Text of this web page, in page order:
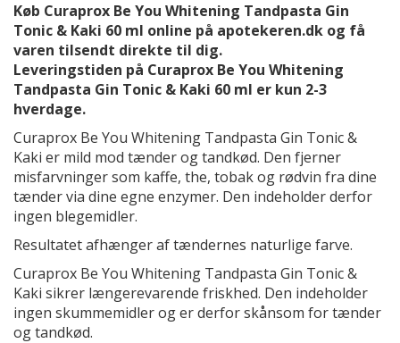
Køb Curaprox Be You Whitening Tandpasta Gin
Tonic & Kaki 60 ml online på apotekeren.dk og få
varen tilsendt direkte til dig.
Leveringstiden på Curaprox Be You Whitening
Tandpasta Gin Tonic & Kaki 60 ml er kun 2-3
hverdage.
Curaprox Be You Whitening Tandpasta Gin Tonic &
Kaki er mild mod tænder og tandkød. Den fjerner
misfarvninger som kaffe, the, tobak og rødvin fra dine
tænder via dine egne enzymer. Den indeholder derfor
ingen blegemidler.
Resultatet afhænger af tændernes naturlige farve.
Curaprox Be You Whitening Tandpasta Gin Tonic &
Kaki sikrer længerevarende friskhed. Den indeholder
ingen skummemidler og er derfor skånsom for tænder
og tandkød.